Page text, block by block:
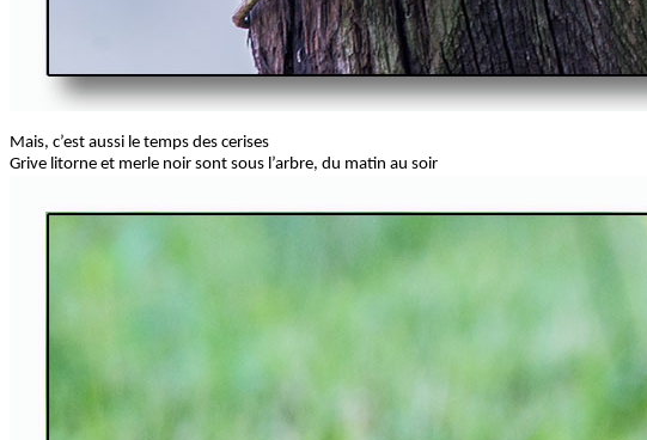
Mais, c’est aussi le temps des cerises
Grive litorne et merle noir sont sous l’arbre, du matin au soir